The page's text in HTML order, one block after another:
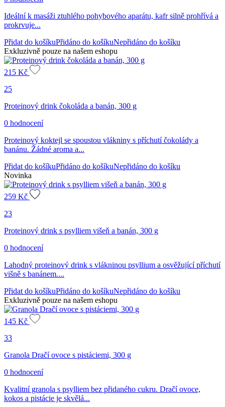
Ideální k masáži ztuhlého pohybového aparátu, kafr silně prohřívá a
prokrvuje...
Přidat do košíkuPřidáno do košíkuNepřidáno do košíku
Exkluzivně pouze na našem eshopu
215 Kč
25
Proteinový drink čokoláda a banán, 300 g
0 hodnocení
Proteinový koktejl se spoustou vlákniny s příchutí čokolády a
banánu. Žádné aroma a...
Přidat do košíkuPřidáno do košíkuNepřidáno do košíku
Novinka
259 Kč
23
Proteinový drink s psylliem višeň a banán, 300 g
0 hodnocení
Lahodný proteinový drink s vlákninou psyllium a osvěžující příchutí
višně s banánem....
Přidat do košíkuPřidáno do košíkuNepřidáno do košíku
Exkluzivně pouze na našem eshopu
145 Kč
33
Granola Dračí ovoce s pistáciemi, 300 g
0 hodnocení
Kvalitní granola s psylliem bez přidaného cukru. Dračí ovoce,
kokos a pistácie je skvělá...